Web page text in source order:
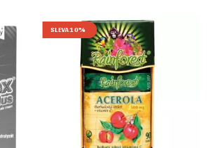
SLEVA 10%